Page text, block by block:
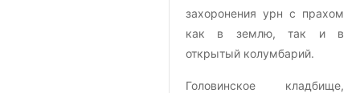
захоронения урн с прахом
как в землю, так и в
открытый колумбарий.
Головинское кладбище,